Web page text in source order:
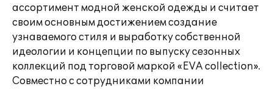
ассортимент модной женской одежды и считает
своим основным достижением создание
узнаваемого стиля и выработку собственной
идеологии и концепции по выпуску сезонных
коллекций под торговой маркой «EVA collection».
Совместно с сотрудниками компании